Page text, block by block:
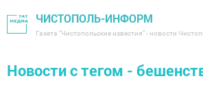
ЧИСТОПОЛЬ-ИНФОРМ
Газета "Чистопольские известия" - новости
Новости с тегом -